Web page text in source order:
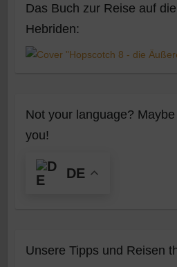
Das Buch zur Reise auf
Hebriden:
Not your language?
you!
DE
Unsere Tipps und Reisen